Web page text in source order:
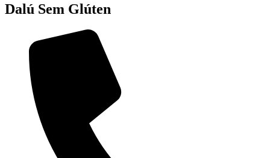
Dalú Sem Glúten